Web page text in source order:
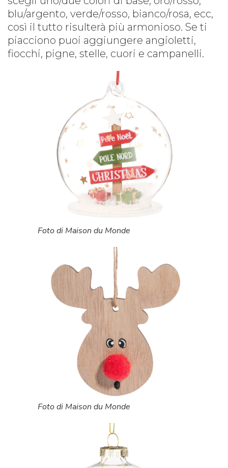
blu/argento, verde/rosso, bianco/rosa, ecc,
così il tutto risulterà più armonioso. Se ti
piacciono puoi aggiungere angioletti,
fiocchi, pigne, stelle, cuori e campanelli.
Foto di Maison du Monde
Foto di Maison du Monde